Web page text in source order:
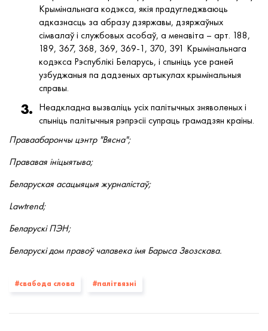
Крымінальнага кодэкса, якія прадугледжваюць
адказнасць за абразу дзяржавы, дзяржаўных
сімвалаў і службовых асобаў, а менавіта – арт. 188,
189, 367, 368, 369, 369-1, 370, 391 Крымінальнага
кодэкса Рэспублікі Беларусь, і спыніць усе раней
узбуджаныя па дадзеных артыкулах крымінальныя
справы.
Неадкладна вызваліць усіх палітычных зняволеных і
спыніць палітычныя рэпрэсіі супраць грамадзян краіны.
Праваабарончы цэнтр "Вясна";
Прававая ініцыятыва;
Беларуская асацыяцыя журналістаў;
Lawtrend;
Беларускі ПЭН;
Беларускі дом правоў чалавека імя Барыса Звозскава.
#свабода слова #палiтвязнi